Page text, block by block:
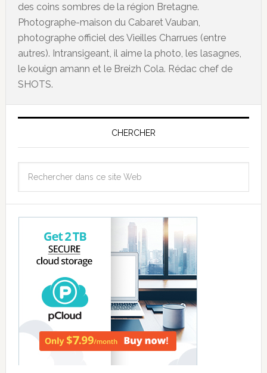
des coins sombres de la région Bretagne.
Photographe-maison du Cabaret Vauban,
photographe officiel des Vieilles Charrues (entre
autres). Intransigeant, il aime la photo, les lasagnes,
le kouign amann et le Breizh Cola. Rédac chef de
SHOTS.
CHERCHER